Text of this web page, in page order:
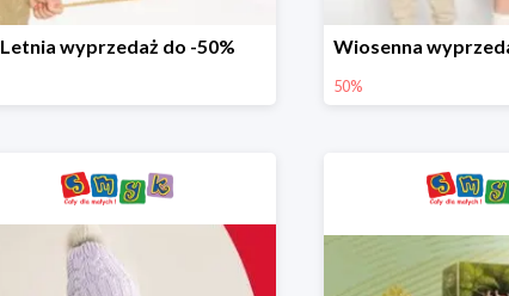
Letnia wyprzedaż do -50%
50%